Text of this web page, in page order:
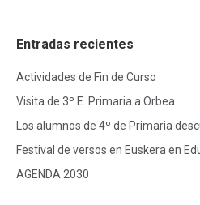
Entradas recientes
Actividades de Fin de Curso
Visita de 3º E. Primaria a Orbea
Los alumnos de 4º de Primaria
Festival de versos en Euskera en
AGENDA 2030